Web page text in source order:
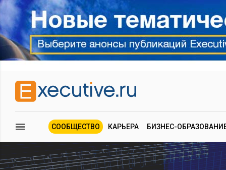
СООБЩЕСТВО КАРЬЕРА БИЗНЕС-